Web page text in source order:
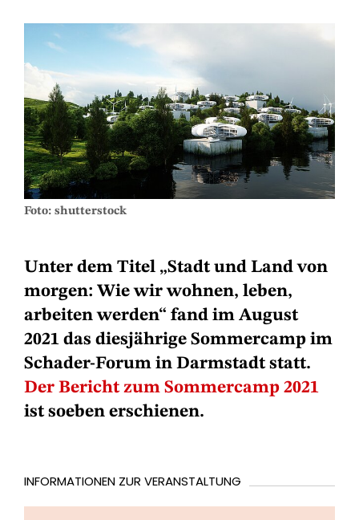
Foto: shutterstock
Unter dem Titel „Stadt und Land von
morgen: Wie wir wohnen, leben,
arbeiten werden“ fand im August
2021 das diesjährige Sommercamp im
Schader-Forum in Darmstadt statt.
Der Bericht zum Sommercamp 2021
ist soeben erschienen.
INFORMATIONEN ZUR VERANSTALTUNG